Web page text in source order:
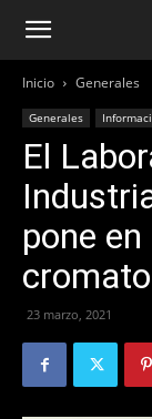
Inicio Generales
Generales
El
pone
23 marzo, 2021